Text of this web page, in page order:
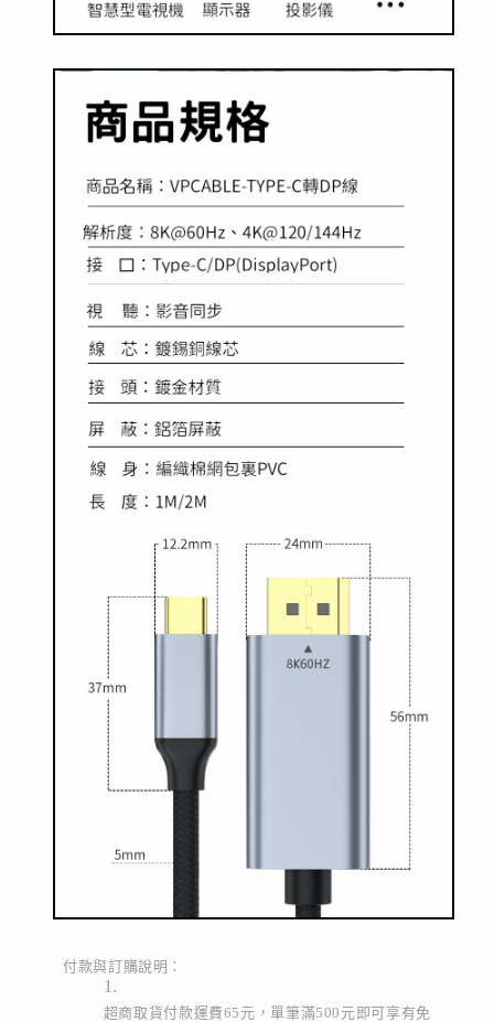
付款與訂購說明：
超商取貨付款運費65元，單筆滿500元即可享有免